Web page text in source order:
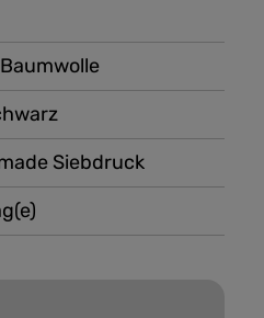
Siebdruck